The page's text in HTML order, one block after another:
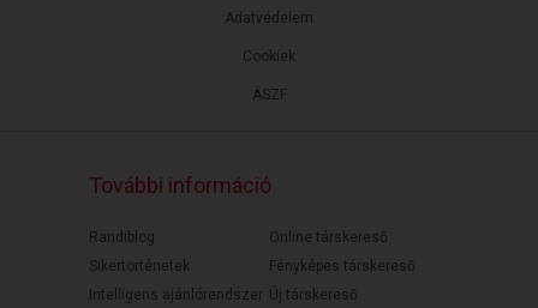
ÁSZF
Adatvédelem
Cookiek
További információ
Randiblog
Sikertörténetek
Intelligens ajánlórendszer
Online társkereső
Fényképes társkereső
Új társkereső